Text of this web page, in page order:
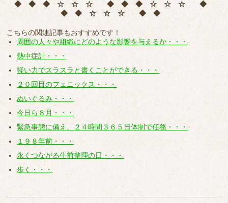
◆ ◆ ◆ ☆ ☆ ☆ ◆ ◆ ◆ ☆ ☆ ☆ ◆
◆ ◆ ☆ ☆ ☆ ◆ ◆
こちらの関連記事もおすすめです！
周囲の人々や組織にどのような影響を与えるか・・・
熱中症計・・・
軽い力でスラスラと書くことができる・・・
２０回目のフェニックス・・・
ぬいぐるみ・・・
今日ら８月・・・
緊急事態に備え、２４時間３６５日体制で任務・・・
１９８年前・・・
永くつながる生前整理の日・・・
歩く・・・